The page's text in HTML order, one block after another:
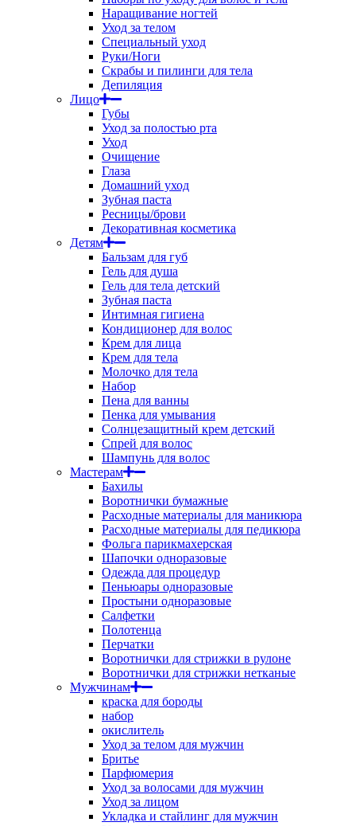
Наращивание ногтей
Уход за телом
Специальный уход
Руки/Ноги
Скрабы и пилинги для тела
Депиляция
Лицо
Губы
Уход за полостью рта
Уход
Очищение
Глаза
Домашний уход
Зубная паста
Ресницы/брови
Декоративная косметика
Детям
Бальзам для губ
Гель для душа
Гель для тела детский
Зубная паста
Интимная гигиена
Кондиционер для волос
Крем для лица
Крем для тела
Молочко для тела
Набор
Пена для ванны
Пенка для умывания
Солнцезащитный крем детский
Спрей для волос
Шампунь для волос
Мастерам
Бахилы
Воротнички бумажные
Расходные материалы для маникюра
Расходные материалы для педикюра
Фольга парикмахерская
Шапочки одноразовые
Одежда для процедур
Пеньюары одноразовые
Простыни одноразовые
Салфетки
Полотенца
Перчатки
Воротнички для стрижки в рулоне
Воротнички для стрижки нетканые
Мужчинам
краска для бороды
набор
окислитель
Уход за телом для мужчин
Бритье
Парфюмерия
Уход за волосами для мужчин
Уход за лицом
Укладка и стайлинг для мужчин